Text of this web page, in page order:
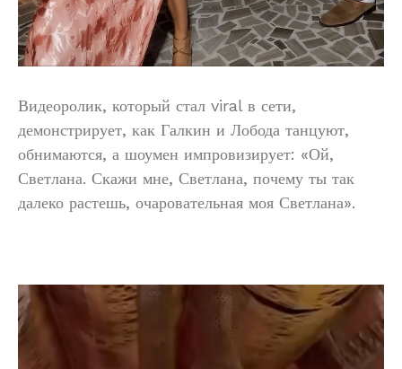
Видеоролик, который стал viral в сети,
демонстрирует, как Галкин и Лобода танцуют,
обнимаются, а шоумен импровизирует: «Ой,
Светлана. Скажи мне, Светлана, почему ты так
далеко растешь, очаровательная моя Светлана».